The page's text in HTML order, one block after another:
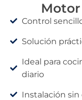
Control
Solución
Ideal para
diario
Instalación sin